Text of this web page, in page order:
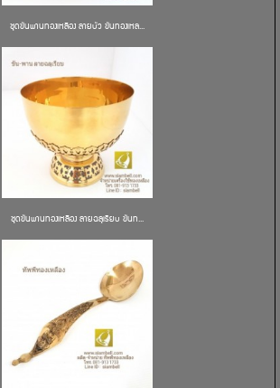
ชุดขันพานทองเหลือง ลายบัว ขันทองเหล...
ชุดขันพานทองเหลือง ลายฉลุเรียบ ขันท...